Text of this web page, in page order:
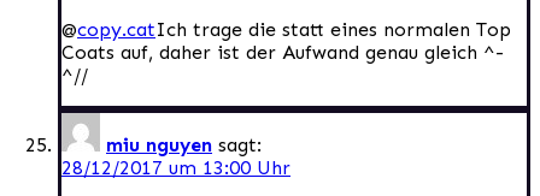
@copy.catIch trage die statt eines normalen Top
Coats auf, daher ist der Aufwand genau gleich ^-
^//
miu nguyen sagt:
28/12/2017 um 13:00 Uhr